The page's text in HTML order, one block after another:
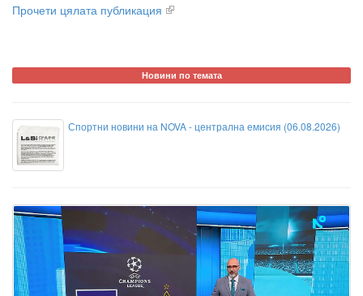
Прочети цялата публикация
Новини по темата
Спортни новини на NOVA - централна емисия (06.08.2026)